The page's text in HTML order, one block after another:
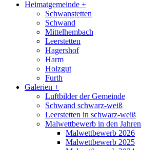
Heimatgemeinde +
Schwanstetten
Schwand
Mittelhembach
Leerstetten
Hagershof
Harm
Holzgut
Furth
Galerien +
Luftbilder der Gemeinde
Schwand schwarz-weiß
Leerstetten in schwarz-weiß
Malwettbewerb in den Jahren
Malwettbewerb 2026
Malwettbewerb 2025